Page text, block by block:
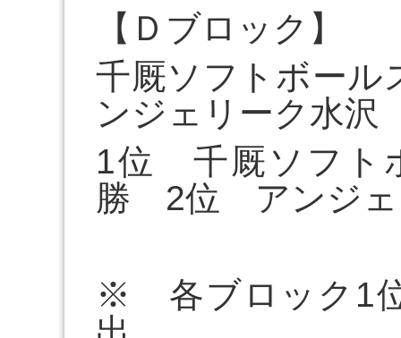
【Ｄブロック】
千厩ソフトボール
ンジェリーク水沢
1位 千厩ソフト
勝 2位 アンジェ
※ 各ブロック1